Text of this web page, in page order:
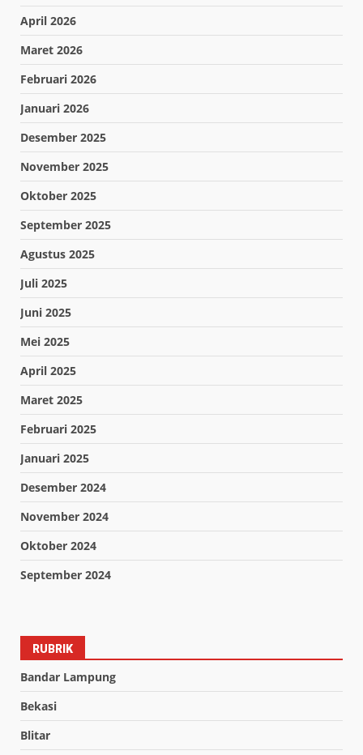
April 2026
Maret 2026
Februari 2026
Januari 2026
Desember 2025
November 2025
Oktober 2025
September 2025
Agustus 2025
Juli 2025
Juni 2025
Mei 2025
April 2025
Maret 2025
Februari 2025
Januari 2025
Desember 2024
November 2024
Oktober 2024
September 2024
RUBRIK
Bandar Lampung
Bekasi
Blitar